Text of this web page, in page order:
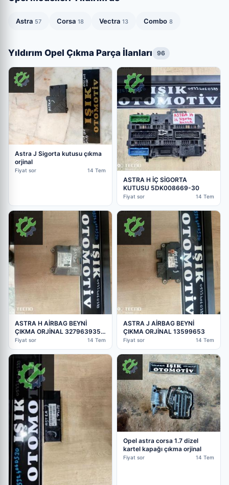
Astra 57 Corsa 18 Vectra 13 Combo 8
Yıldırım Opel Çıkma Parça İlanları 96
Astra J Sigorta kutusu çıkma
orjinal
Fiyat sor 14 Tem
ASTRA H İÇ SİGORTA
KUTUSU 5DK008669-30
Fiyat sor 14 Tem
ASTRA H AİRBAG BEYNİ
ÇIKMA ORJİNAL 327963935
R1VSF05B70
Fiyat sor 14 Tem
ASTRA J AİRBAG BEYNİ
ÇIKMA ORJİNAL 13599653
Fiyat sor 14 Tem
Opel astra corsa 1.7 dizel
kartel kapağı çıkma orjinal
Fiyat sor 14 Tem